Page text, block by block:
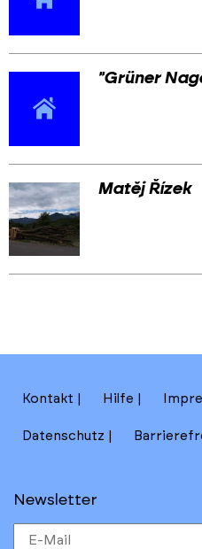
"Grüner
Matěj Řízek
Kontakt
Hilfe
Datenschutz
Newsletter